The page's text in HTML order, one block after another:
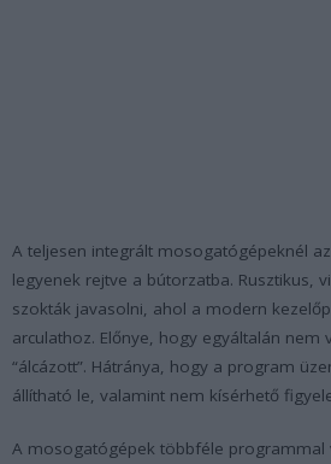
A teljesen integrált mosogatógépeknél
legyenek rejtve a bútorzatba. Rusztikus,
szokták javasolni, ahol a modern
arculathoz. Előnye, hogy egyáltalán nem
“álcázott”. Hátránya, hogy a program
állítható le, valamint nem kísérhető
A mosogatógépek többféle programmal